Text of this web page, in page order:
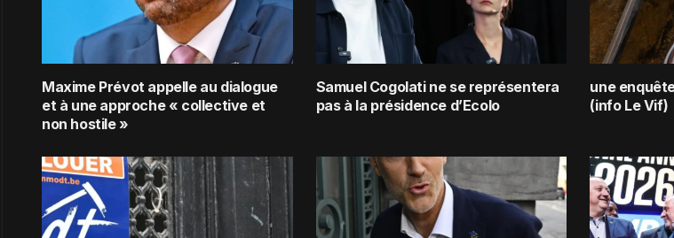
Maxime Prévot appelle au dialogue
et à une approche « collective et
non hostile »
Samuel Cogolati ne se représentera
pas à la présidence d’Ecolo
une
(info Le Vif)